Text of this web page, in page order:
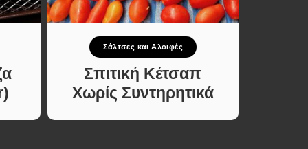
Σάλτσες και Αλοιφές
Σπιτική Κέτσαπ
Χωρίς Συντηρητικά